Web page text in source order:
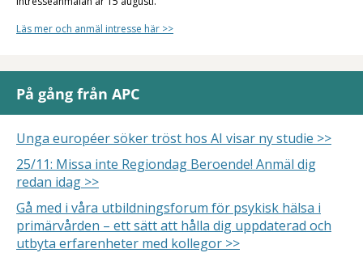
Läs mer och anmäl intresse här >>
På gång från APC
Unga européer söker tröst hos AI visar ny studie >>
25/11: Missa inte Regiondag Beroende! Anmäl dig
redan idag >>
Gå med i våra utbildningsforum för psykisk hälsa i
primärvården – ett sätt att hålla dig uppdaterad och
utbyta erfarenheter med kollegor >>